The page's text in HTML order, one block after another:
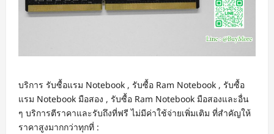
บริการ รับซื้อแรม Notebook , รับซื้อ Ram Notebook , รับซื้อ
แรม Notebook มือสอง , รับซื้อ Ram Notebook มือสองและอื่น
ๆ บริการตีราคาและรับถึงที่ฟรี ไม่มีค่าใช้จ่ายเพิ่มเติม ที่สำคัญให้
ราคาสูงมากกว่าทุกที่ :